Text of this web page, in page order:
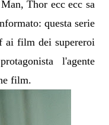
Thor ecc ecc sa
questa serie
ai film dei supereroi
l'agente
film.